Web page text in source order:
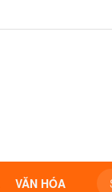
VĂN HÓA